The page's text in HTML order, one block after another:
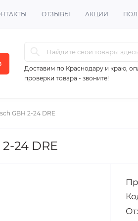
ОТЗЫВЫ АКЦИИ
Доставим по Краснодару и краю,
проверки товара - звоните!
GBH 2-24 DRE
24 DRE